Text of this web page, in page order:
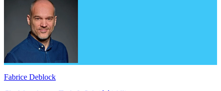
Fabrice Deblock